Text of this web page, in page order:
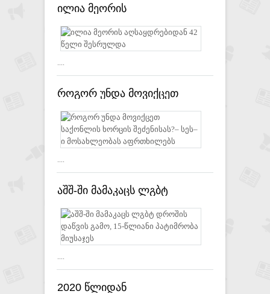
ილია მეორის
აღსაყდრებიდან 42 წელი
შესრულდა
....
როგორ უნდა მოვიქცეთ
საქონლის ხორცის
შეძენისას?– სეს–ი
მოსახლეობას აფრთხილებს
....
აშშ-ში მამაკაცს ლგბტ
დროშის დაწვის გამო, 15-
წლიანი პატიმრობა მიუსაჯეს
....
2020 წლიდან